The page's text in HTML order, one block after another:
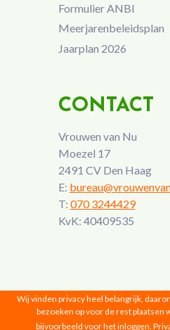
Formulier ANBI
Meerjarenbeleidsplan
Jaarplan 2026
CONTACT
Vrouwen van Nu
Moezel 17
2491 CV Den Haag
E:
T: 070 3244429
KvK: 40409535
Vrouwen van Nu ©
Wij vinden privacy heel belangrijk,
bezoeken op voor de rest plaatsen
bijvoorbeeld voor het inloggen.